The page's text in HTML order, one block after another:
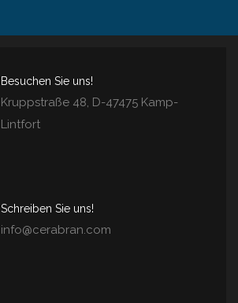
Besuchen Sie uns!
Kruppstraße 48, D-47475 Kamp-
Lintfort
Schreiben Sie uns!
info@cerabran.com